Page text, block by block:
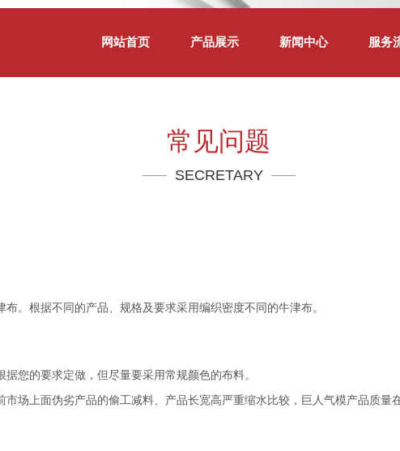
网站首页 产品展示 新闻中心 服务
常见问题
SECRETARY
。根据不同的产品、规格及要求采用编织密度不同的牛津布。
您的要求定做，但尽量要采用常规颜色的布料。
场上面伪劣产品的偷工减料、产品长宽高严重缩水比较，巨人气模产品质量